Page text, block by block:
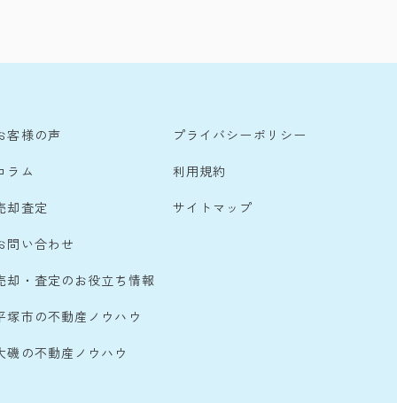
客様の声
ラム
却査定
問い合わせ
却・査定のお役立ち情報
塚市の不動産ノウハウ
磯の不動産ノウハウ
プライバシーポリシー
利用規約
サイトマップ